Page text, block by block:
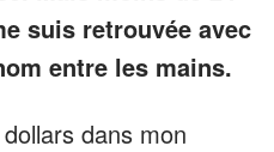
suis retrouvée avec
entre les mains.
dans mon